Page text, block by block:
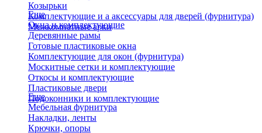
Козырьки
Комплектующие и а аксессуары для дверей (фурнитура)
Межкомнатные арки
Еще
Окна и комплектующие
Деревянные рамы
Готовые пластиковые окна
Комплектующие для окон (фурнитура)
Москитные сетки и комплектующие
Откосы и комплектующие
Пластиковые двери
Подоконники и комплектующие
Еще
Мебельная фурнитура
Накладки, ленты
Крючки, опоры